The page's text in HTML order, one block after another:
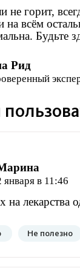
не горит,
на всём
Будьте
Рид
января в 11:46
на
Не полезно